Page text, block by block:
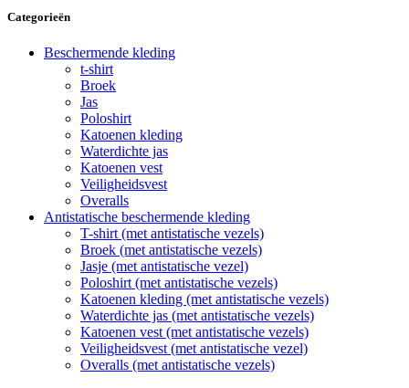
Categorieën
Beschermende kleding
t-shirt
Broek
Jas
Poloshirt
Katoenen kleding
Waterdichte jas
Katoenen vest
Veiligheidsvest
Overalls
Antistatische beschermende kleding
T-shirt (met antistatische vezels)
Broek (met antistatische vezels)
Jasje (met antistatische vezel)
Poloshirt (met antistatische vezels)
Katoenen kleding (met antistatische vezels)
Waterdichte jas (met antistatische vezels)
Katoenen vest (met antistatische vezels)
Veiligheidsvest (met antistatische vezel)
Overalls (met antistatische vezels)